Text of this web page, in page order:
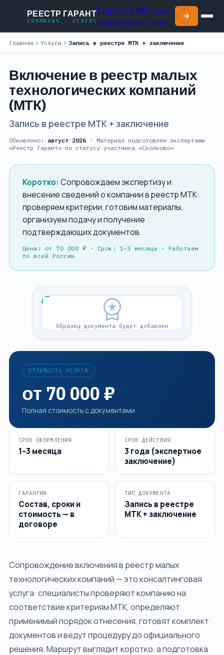
РЕЕСТР ГАРАНТ
СКОЛКОВО · СТАТУС
Спросить ИИСтатус,
заявка и бизнес-план
ДОПОЛНИТЕЛЬНО
Блог
О компании
Контакты
ПРОВЕРИМ ПРОЕКТ И СОБЕРЁМ МАРШРУТ
ЗАЯВКИ
+7 920-898-17-18
reestrgarant@mail.ru
Подать заявку
Главная chevron_right Услуги chevron_right Запись в реестре МТК + заключение
Включение в реестр малых
технологических компаний
(МТК)
Запись в реестре МТК + заключение
Обновлено: август 2026 · Материал подготовлен экспертами
«Реестр Гарант» по статусу участника «Сколково»
Коротко: Сопровождаем экспертизу и
внесение сведений о компании в реестр МТК:
проверяем критерии, готовим материалы,
организуем подачу и получение
подтверждающих документов.
Цена: от 70 000 ₽ · Срок: 1–3 месяца · Работаем
по всей России
workspace_premium
Образец документа будет добавлен
СТОИМОСТЬ УСЛУГИ
от 70 000 ₽
Полная стоимость с документами
СРОК ОФОРМЛЕНИЯ
1–3 месяца
СРОК ДЕЙСТВИЯ
3 года (экспертное
заключение)
ГАРАНТИИ
Состав, сроки и
стоимость — в
договоре
ТИП ДОКУМЕНТА
Запись в реестре
МТК + заключение
Сопровождение включения в реестр малых
технологических компаний — это консалтинговая
услуга: специалисты проверяют компанию на
соответствие критериям МТК, определяют
применимый порядок отнесения, готовят комплект
документов и ведут процедуру до официального
решения. Маршрут выглядит коротко, а подготовка